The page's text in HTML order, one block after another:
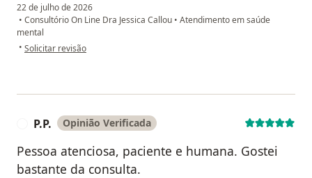
22 de julho de 2026
• Consultório On Line Dra Jessica Callou • Atendimento em saúde
mental
• na opinião do utilizador Diná
Solicitar revisão
P.P. Opinião Verificada
Pessoa atenciosa, paciente e humana. Gostei
bastante da consulta.